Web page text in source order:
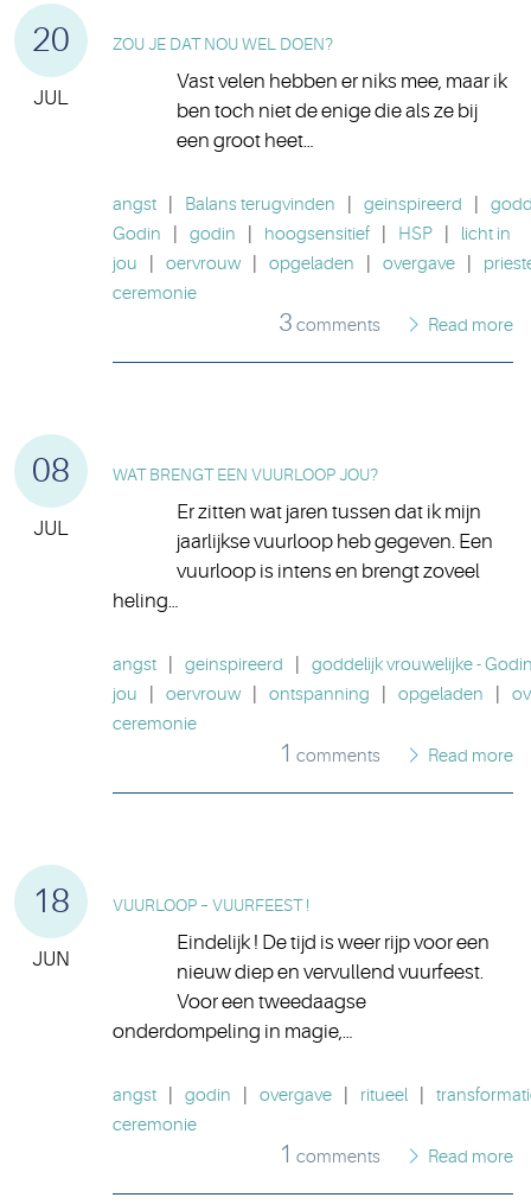
20
JUL
ZOU JE DAT NOU WEL DOEN?
Vast velen hebben er niks mee, maar ik
ben toch niet de enige die als ze bij
een groot heet…
angst Balans terugvinden geinspireerd
Godin
godin hoogsensitief HSP
licht in
jou
oervrouw opgeladen overgave
ceremonie
3 comments Read more
08
JUL
WAT BRENGT EEN VUURLOOP JOU?
Er zitten wat jaren tussen dat ik mijn
jaarlijkse vuurloop heb gegeven. Een
vuurloop is intens en brengt zoveel
heling…
angst geinspireerd
goddelijk vrouwelijke -
jou
oervrouw ontspanning opgeladen
ceremonie
1 comments Read more
18
JUN
VUURLOOP – VUURFEEST !
Eindelijk ! De tijd is weer rijp voor een
nieuw diep en vervullend vuurfeest.
Voor een tweedaagse
onderdompeling in magie,…
angst godin overgave ritueel
ceremonie
1 comments Read more